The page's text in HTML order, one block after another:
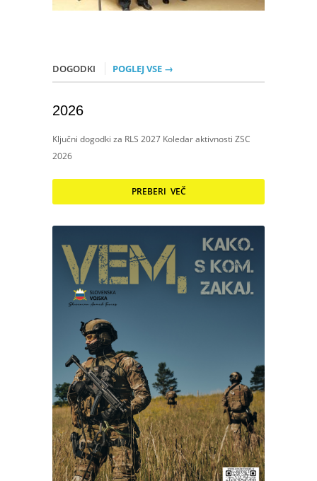
DOGODKI POGLEJ VSE →
2026
Ključni dogodki za RLS 2027 Koledar aktivnosti ZSC
2026
PREBERI VEČ